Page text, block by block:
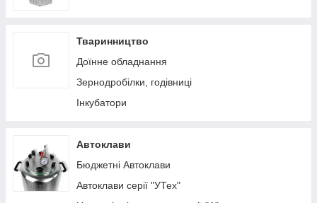
Тваринництво
Доїнне обладнання
Зернодробілки, годівниці
Інкубатори
Автоклави
Бюджетні Автоклави
Автоклави серії "УТех"